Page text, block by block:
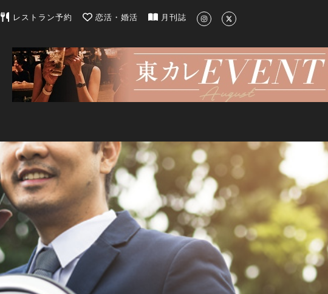
東京カレンダー | 最新のグルメ、洗練されたライフスタイル情報
レストラン予約 恋活・婚活 月刊誌